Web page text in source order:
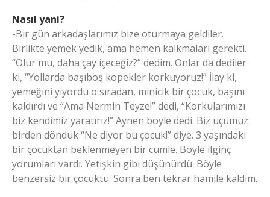
Nasıl yani?
-Bir gün arkadaşlarımız bize oturmaya geldiler.
Birlikte yemek yedik, ama hemen kalkmaları gerekti.
“Olur mu, daha çay içeceğiz?” dedim. Onlar da dediler
ki, “Yollarda başıboş köpekler korkuyoruz!” İlay ki,
yemeğini yiyordu o sıradan, minicik bir çocuk, başını
kaldırdı ve “Ama Nermin Teyze!” dedi, “Korkularımızı
biz kendimiz yaratırız!” Aynen böyle dedi. Biz üçümüz
birden döndük “Ne diyor bu çocuk!” diye. 3 yaşındaki
bir çocuktan beklenmeyen bir cümle. Böyle ilginç
yorumları vardı. Yetişkin gibi düşünürdü. Böyle
benzersiz bir çocuktu. Sonra ben tekrar hamile kaldım.